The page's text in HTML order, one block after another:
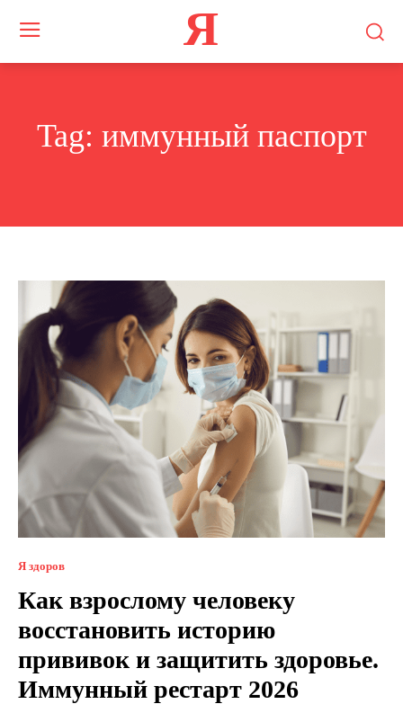
Я
Tag: иммунный паспорт
Я здоров
Как взрослому человеку
восстановить историю
прививок и защитить здоровье.
Иммунный рестарт 2026